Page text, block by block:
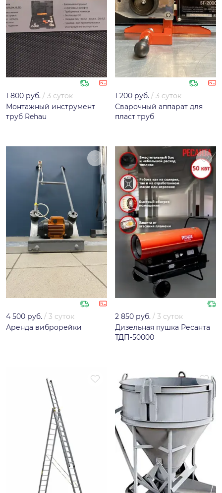
1 800 руб. / 3 суток
Монтажный инструмент
труб Rehau
1 200 руб. / 3 суток
Сварочный аппарат для
пласт труб
4 500 руб. / 3 суток
Аренда виброрейки
2 850 руб. / 3 суток
Дизельная пушка Ресанта
ТДП-50000